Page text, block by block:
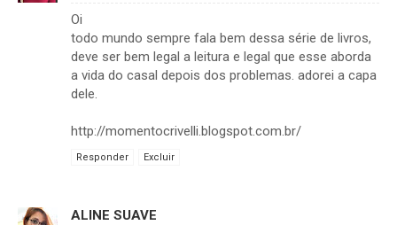
Oi
todo mundo sempre fala bem dessa série de livros,
deve ser bem legal a leitura e legal que esse aborda
a vida do casal depois dos problemas. adorei a capa
dele.
http://momentocrivelli.blogspot.com.br/
Responder Excluir
ALINE SUAVE